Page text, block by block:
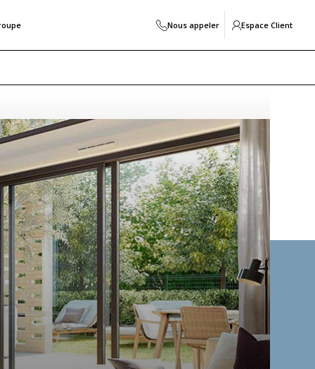
Nous appeler Espace Client